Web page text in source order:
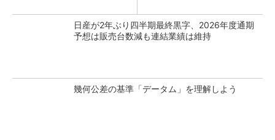
日産が2年ぶり四半期最終黒字、2026年度通期
予想は販売台数減も連結業績は維持
幾何公差の基準「データム」を理解しよう